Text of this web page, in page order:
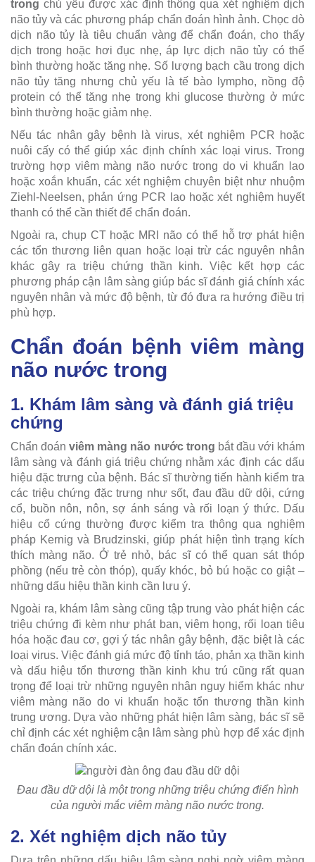
trong chủ yếu được xác định thông qua xét nghiệm dịch
não tủy và các phương pháp chẩn đoán hình ảnh. Chọc dò
dịch não tủy là tiêu chuẩn vàng để chẩn đoán, cho thấy
dịch trong hoặc hơi đục nhẹ, áp lực dịch não tủy có thể
bình thường hoặc tăng nhẹ. Số lượng bạch cầu trong dịch
não tủy tăng nhưng chủ yếu là tế bào lympho, nồng độ
protein có thể tăng nhẹ trong khi glucose thường ở mức
bình thường hoặc giảm nhẹ.
Nếu tác nhân gây bệnh là virus, xét nghiệm PCR hoặc
nuôi cấy có thể giúp xác định chính xác loại virus. Trong
trường hợp viêm màng não nước trong do vi khuẩn lao
hoặc xoắn khuẩn, các xét nghiệm chuyên biệt như nhuộm
Ziehl-Neelsen, phản ứng PCR lao hoặc xét nghiệm huyết
thanh có thể cần thiết để chẩn đoán.
Ngoài ra, chụp CT hoặc MRI não có thể hỗ trợ phát hiện
các tổn thương liên quan hoặc loại trừ các nguyên nhân
khác gây ra triệu chứng thần kinh. Việc kết hợp các
phương pháp cận lâm sàng giúp bác sĩ đánh giá chính xác
nguyên nhân và mức độ bệnh, từ đó đưa ra hướng điều trị
phù hợp.
Chẩn đoán bệnh viêm màng
não nước trong
1. Khám lâm sàng và đánh giá triệu
chứng
Chẩn đoánviêm màng não nước trong bắt đầu với khám
lâm sàng và đánh giá triệu chứng nhằm xác định các dấu
hiệu đặc trưng của bệnh. Bác sĩ thường tiến hành kiểm tra
các triệu chứng đặc trưng như sốt, đau đầu dữ dội, cứng
cổ, buồn nôn, nôn, sợ ánh sáng và rối loạn ý thức. Dấu
hiệu cổ cứng thường được kiểm tra thông qua nghiệm
pháp Kernig và Brudzinski, giúp phát hiện tình trạng kích
thích màng não. Ở trẻ nhỏ, bác sĩ có thể quan sát thóp
phồng (nếu trẻ còn thóp), quấy khóc, bỏ bú hoặc co giật –
những dấu hiệu thần kinh cần lưu ý.
Ngoài ra, khám lâm sàng cũng tập trung vào phát hiện các
triệu chứng đi kèm như phát ban, viêm họng, rối loạn tiêu
hóa hoặc đau cơ, gợi ý tác nhân gây bệnh, đặc biệt là các
loại virus. Việc đánh giá mức độ tỉnh táo, phản xạ thần kinh
và dấu hiệu tổn thương thần kinh khu trú cũng rất quan
trọng để loại trừ những nguyên nhân nguy hiểm khác như
viêm màng não do vi khuẩn hoặc tổn thương thần kinh
trung ương. Dựa vào những phát hiện lâm sàng, bác sĩ sẽ
chỉ định các xét nghiệm cận lâm sàng phù hợp để xác định
chẩn đoán chính xác.
Đau đầu dữ dội là một trong những triệu chứng điển hình
của người mắc viêm màng não nước trong.
2. Xét nghiệm dịch não tủy